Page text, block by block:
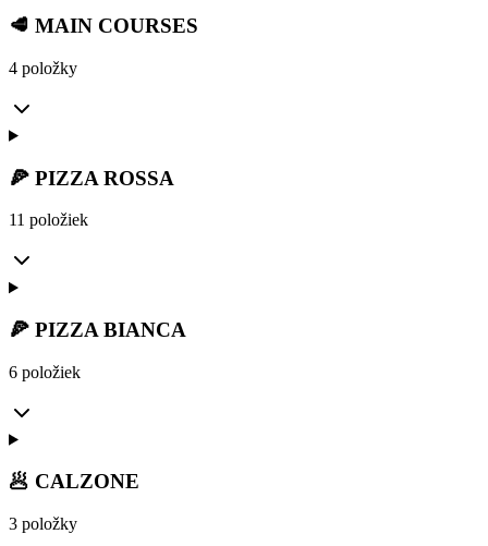
🥩 MAIN COURSES
4 položky
🍕 PIZZA ROSSA
11 položiek
🍕 PIZZA BIANCA
6 položiek
🥟 CALZONE
3 položky